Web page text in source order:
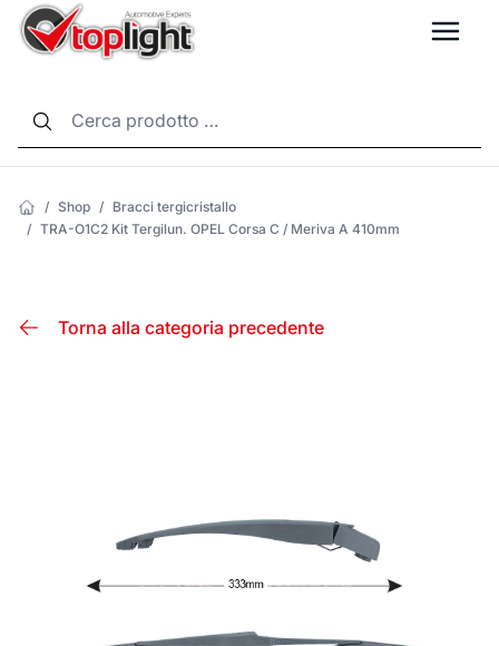
/ Shop / Bracci tergicristallo
/ TRA-O1C2 Kit Tergilun. OPEL Corsa C / Meriva A 410mm
Torna alla categoria precedente